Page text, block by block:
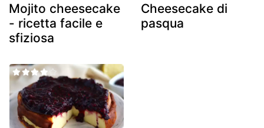
Mojito cheesecake
- ricetta facile e
sfiziosa
Cheesecake di
pasqua